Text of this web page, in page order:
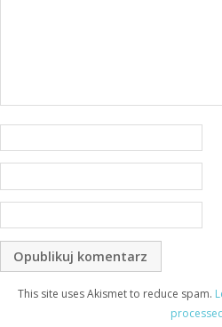
This site uses Akismet to reduce spam.